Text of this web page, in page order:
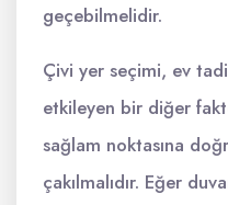
geçebilmelidir.
Çivi yer seçimi, ev
etkileyen bir diğer
sağlam noktasına
çakılmalıdır. Eğer